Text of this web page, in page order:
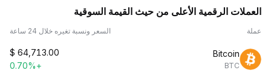
العملات الرقمية الأعلى من حيث القيمة السوقية
عملة السعر ونسبة تغيره خلال 24 ساعة
Bitcoin
BTC
$ 64,713.00
+0.70%